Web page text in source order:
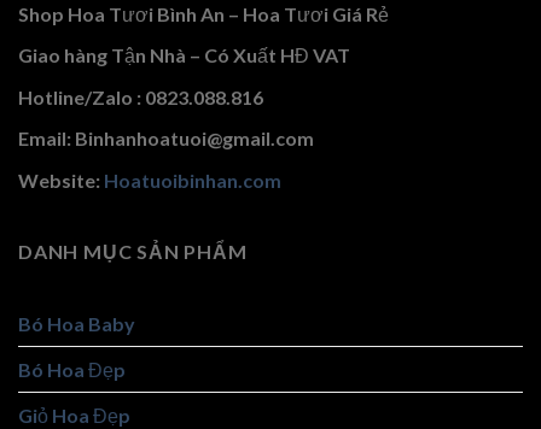
Shop Hoa Tươi Bình An – Hoa Tươi Giá Rẻ
Giao hàng Tận Nhà – Có Xuất HĐ VAT
Hotline/Zalo : 0823.088.816
Email: Binhanhoatuoi@gmail.com
Website: Hoatuoibinhan.com
DANH MỤC SẢN PHẨM
Bó Hoa Baby
Bó Hoa Đẹp
Giỏ Hoa Đẹp